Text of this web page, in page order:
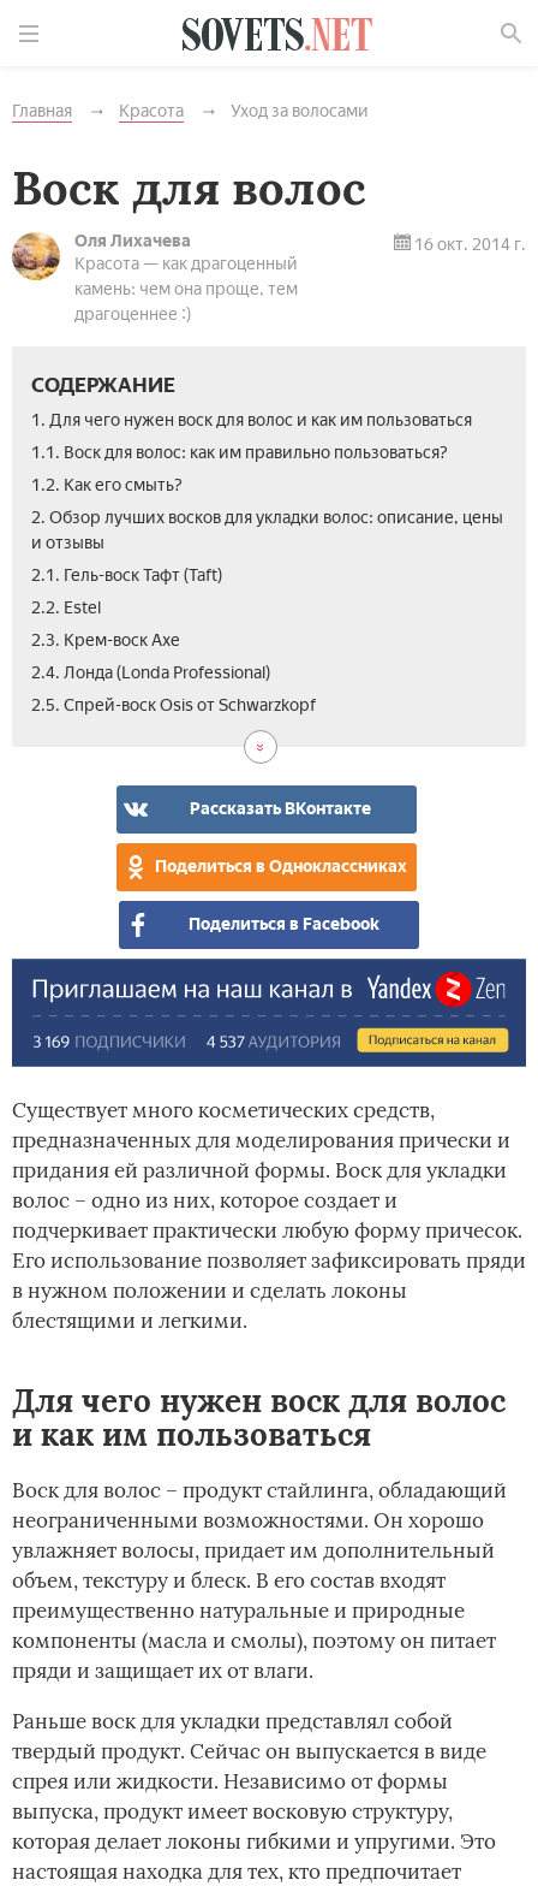
Главная Красота Уход за волосами
Воск для волос
Оля Лихачева
Красота — как драгоценный
камень: чем она проще, тем
драгоценнее :)
16 окт. 2014 г.
СОДЕРЖАНИЕ
1. Для чего нужен воск для волос и как им пользоваться
1.1. Воск для волос: как им правильно пользоваться?
1.2. Как его смыть?
2. Обзор лучших восков для укладки волос: описание, цены
и отзывы
2.1. Гель-воск Тафт (Taft)
2.2. Estel
2.3. Крем-воск Axe
2.4. Лонда (Londa Professional)
2.5. Спрей-воск Оsis от Schwarzkopf
Рассказать ВКонтакте
Поделиться в Одноклассниках
Поделиться в Facebook
Существует много косметических средств,
предназначенных для моделирования прически и
придания ей различной формы. Воск для укладки
волос – одно из них, которое создает и
подчеркивает практически любую форму причесок.
Его использование позволяет зафиксировать пряди
в нужном положении и сделать локоны
блестящими и легкими.
Для чего нужен воск для волос
и как им пользоваться
Воск для волос – продукт стайлинга, обладающий
неограниченными возможностями. Он хорошо
увлажняет волосы, придает им дополнительный
объем, текстуру и блеск. В его состав входят
преимущественно натуральные и природные
компоненты (масла и смолы), поэтому он питает
пряди и защищает их от влаги.
Раньше воск для укладки представлял собой
твердый продукт. Сейчас он выпускается в виде
спрея или жидкости. Независимо от формы
выпуска, продукт имеет восковую структуру,
которая делает локоны гибкими и упругими. Это
настоящая находка для тех, кто предпочитает